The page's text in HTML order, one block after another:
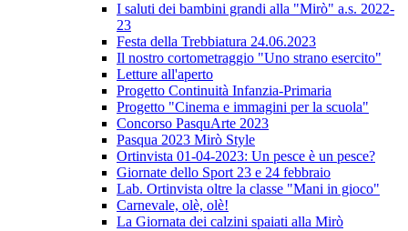
I saluti dei bambini grandi alla "Mirò" a.s. 2022-
23
Festa della Trebbiatura 24.06.2023
Il nostro cortometraggio "Uno strano esercito"
Letture all'aperto
Progetto Continuità Infanzia-Primaria
Progetto "Cinema e immagini per la scuola"
Concorso PasquArte 2023
Pasqua 2023 Mirò Style
Ortinvista 01-04-2023: Un pesce è un pesce?
Giornate dello Sport 23 e 24 febbraio
Lab. Ortinvista oltre la classe "Mani in gioco"
Carnevale, olè, olè!
La Giornata dei calzini spaiati alla Mirò